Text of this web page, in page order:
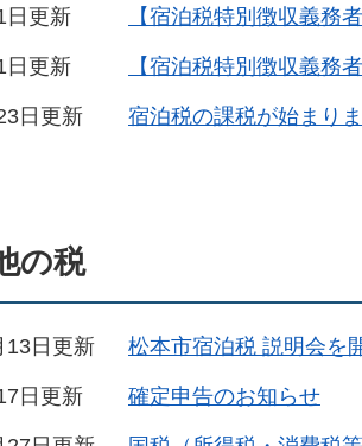
日更新 【宿泊税特別徴収義務
日更新 【宿泊税特別徴収義務
日更新 宿泊税の課税が始まり
の税
13日更新 松本市宿泊税 説明会を
日更新 確定申告のお知らせ